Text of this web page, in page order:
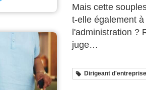
Mais cette
t-elle également à
l'administration ?
juge…
Dirigeant d'entreprise